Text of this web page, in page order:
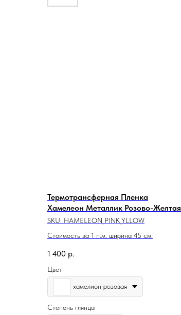
Термотрансферная Пленка
Хамелеон Металлик Розово-Желтая
SKU: HAMELEON_PINK_YLLOW
Стоимость за 1 п.м. ширина 45 см.
1 400 р.
Цвет
хамелион розовая
Степень глянца